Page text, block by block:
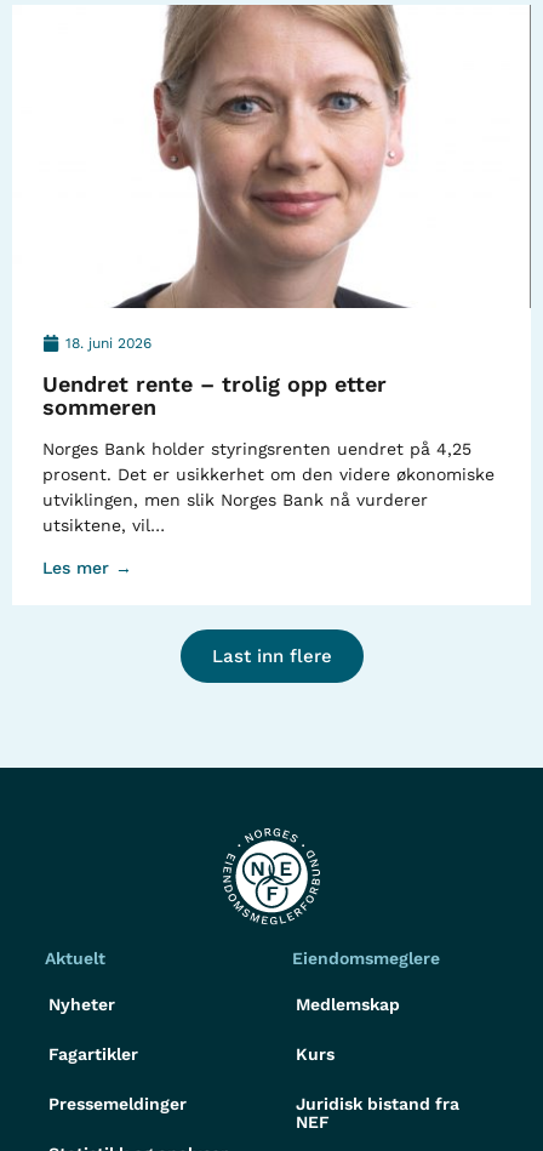
18. juni 2026
Uendret rente – trolig opp etter
sommeren
Norges Bank holder styringsrenten uendret på 4,25
prosent. Det er usikkerhet om den videre økonomiske
utviklingen, men slik Norges Bank nå vurderer
utsiktene, vil…
Les mer →
Last inn flere
Aktuelt
Nyheter
Fagartikler
Pressemeldinger
Eiendomsmeglere
Medlemskap
Kurs
Juridisk bistand fra
NEF